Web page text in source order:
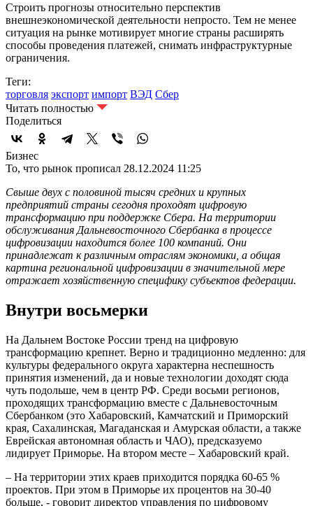
Строить прогнозы относительно перспектив
внешнеэкономической деятельности непросто. Тем не менее
ситуация на рынке мотивирует многие страны расширять
способы проведения платежей, снимать инфраструктурные
ограничения.
Теги:
торговля экспорт импорт ВЭД Сбер
Читать полностью
Поделиться
Бизнес
То, что рынок прописал 28.12.2024 11:25
Свыше двух с половиной тысяч средних и крупных
предприятий страны сегодня проходят цифровую
трансформацию при поддержке Сбера. На территории
обслуживания Дальневосточного Сбербанка в процессе
цифровизации находится более 100 компаний. Они
принадлежат к различным отраслям экономики, а общая
картина региональной цифровизации в значительной мере
отражает хозяйственную специфику субъектов федерации.
Внутри восьмерки
На Дальнем Востоке России тренд на цифровую
трансформацию крепнет. Верно и традиционно медленно: для
культуры федерального округа характерна неспешность
принятия изменений, да и новые технологии доходят сюда
чуть подольше, чем в центр РФ. Среди восьми регионов,
проходящих трансформацию вместе с Дальневосточным
Сбербанком (это Хабаровский, Камчатский и Приморский
края, Сахалинская, Магаданская и Амурская области, а также
Еврейская автономная область и ЧАО), предсказуемо
лидирует Приморье. На втором месте – Хабаровский край.
– На территории этих краев приходится порядка 60-65 %
проектов. При этом в Приморье их процентов на 30-40
больше, - говорит директор управления по цифровому